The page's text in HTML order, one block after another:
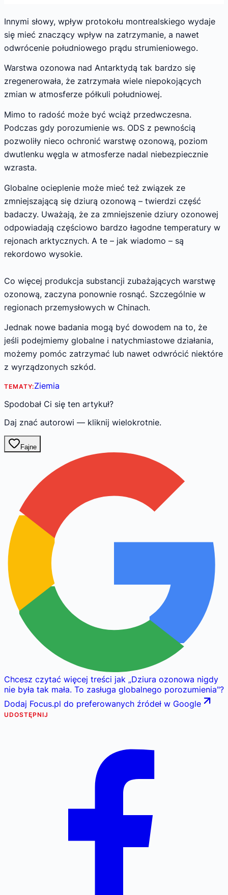
Innymi słowy, wpływ protokołu montrealskiego wydaje
się mieć znaczący wpływ na zatrzymanie, a nawet
odwrócenie południowego prądu strumieniowego.
Warstwa ozonowa nad Antarktydą tak bardzo się
zregenerowała, że ​​zatrzymała wiele niepokojących
zmian w atmosferze półkuli południowej.
Mimo to radość może być wciąż przedwczesna.
Podczas gdy porozumienie ws. ODS z pewnością
pozwoliły nieco ochronić warstwę ozonową, poziom
dwutlenku węgla w atmosferze nadal niebezpiecznie
wzrasta.
Globalne ocieplenie może mieć też związek ze
zmniejszającą się dziurą ozonową – twierdzi część
badaczy. Uważają, że za zmniejszenie dziury ozonowej
odpowiadają częściowo bardzo łagodne temperatury w
rejonach arktycznych. A te – jak wiadomo – są
rekordowo wysokie.
Co więcej produkcja substancji zubażających warstwę
ozonową, zaczyna ponownie rosnąć. Szczególnie w
regionach przemysłowych w Chinach.
Jednak nowe badania mogą być dowodem na to, że
jeśli podejmiemy globalne i natychmiastowe działania,
możemy pomóc zatrzymać lub nawet odwrócić niektóre
z wyrządzonych szkód.
TEMATY:Ziemia
Spodobał Ci się ten artykuł?
Daj znać autorowi — kliknij wielokrotnie.
Fajne
Chcesz czytać więcej treści jak „Dziura ozonowa nigdy
nie była tak mała. To zasługa globalnego porozumienia"?
Dodaj Focus.pl do preferowanych źródeł w Google
UDOSTĘPNIJ